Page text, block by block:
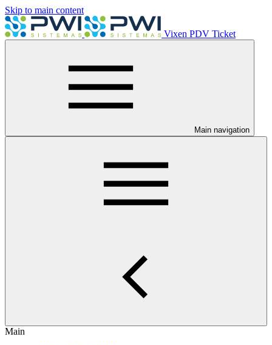
Skip to main content
Vixen PDV Ticket
Main navigation
Main